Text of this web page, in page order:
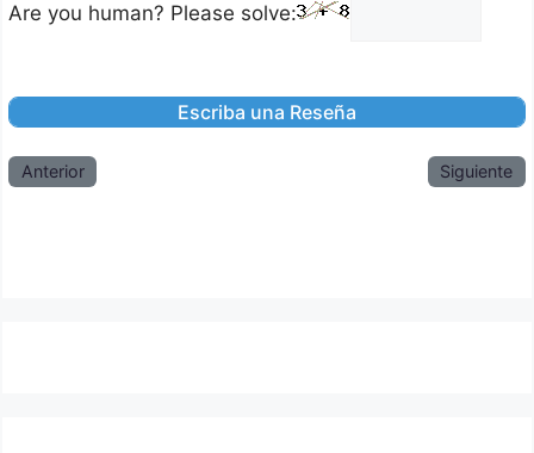
Are you human? Please solve:
Anterior Siguiente